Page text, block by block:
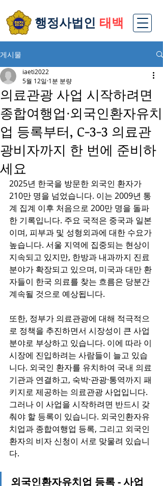
​행정사법인 태백
게시물
의료관광 사업 시작하려면
종합여행업·외국인환자유치
업 등록부터, C-3-3 의료관
광비자까지 한 번에 준비하
세요
iaeti2022
5월 12일 1분 분량
2025년 한국을 방문한 외국인 환자가
210만 명을 넘었습니다. 이는 2009년 통
계 집계 이후 처음으로 200만 명을 돌파
한 기록입니다. 주요 국적은 중국과 일본
이며, 피부과 및 성형외과에 대한 수요가
높습니다. 서울 지역에 집중되는 현상이
지속되고 있지만, 한방과 내과까지 진료
분야가 확장되고 있으며, 미국과 대만 환
자들이 한국 의료를 찾는 흐름은 당분간
계속될 것으로 예상됩니다.
또한, 정부가 의료관광에 대해 적극적으
로 정책을 추진하면서 시장성이 큰 사업
분야로 부상하고 있습니다. 이에 따라 이
시장에 진입하려는 사람들이 늘고 있습
니다. 외국인 환자를 유치하여 국내 의료
기관과 연결하고, 숙박·관광·통역까지 패
키지로 제공하는 의료관광 사업입니다.
그러나 이 사업을 시작하려면 반드시 갖
춰야 할 등록이 있습니다. 외국인환자유
치업과 종합여행업 등록, 그리고 외국인
환자의 비자 신청이 서로 맞물려 있습니
다.
외국인환자유치업 등록 - 사업